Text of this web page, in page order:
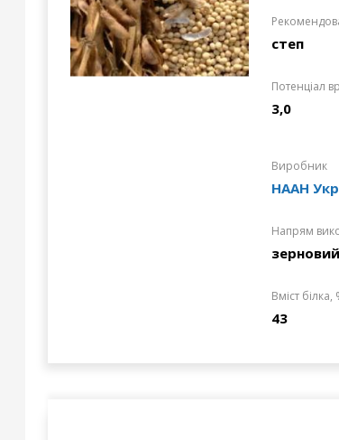
степ
Потенціал
3,0
Виробник
НААН
Напрям
зерновий
Вміст білка,
43